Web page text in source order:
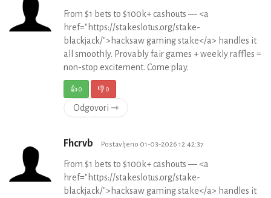
From $1 bets to $100k+ cashouts — <a
href="https://stakeslotus.org/stake-
blackjack/">hacksaw gaming stake</a> handles it
all smoothly. Provably fair games + weekly raffles =
non-stop excitement. Come play.
👍0 👎0
Odgovori ⇾
Fhcrvb Postavljeno 01-03-2026 12:42:37
From $1 bets to $100k+ cashouts — <a
href="https://stakeslotus.org/stake-
blackjack/">hacksaw gaming stake</a> handles it